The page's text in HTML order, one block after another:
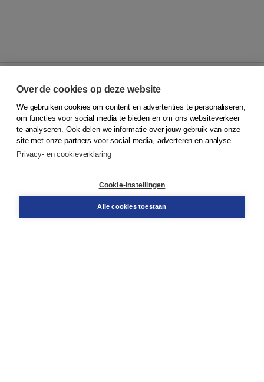
© 2026Koninklijke Boom uitgevers
Klantenservice
Service & informatie
Contact
Over de cookies op deze website
We gebruiken cookies om content en advertenties te personaliseren,
om functies voor social media te bieden en om ons websiteverkeer
te analyseren. Ook delen we informatie over jouw gebruik van onze
site met onze partners voor social media, adverteren en analyse.
Privacy- en cookieverklaring
Cookie-instellingen
Alle cookies toestaan